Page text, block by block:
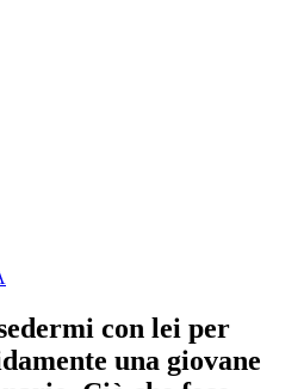
con lei per
una giovane